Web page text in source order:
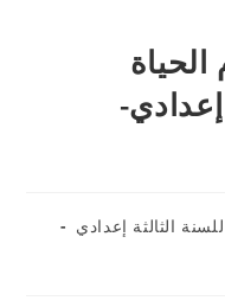
الثالثة إعدادي